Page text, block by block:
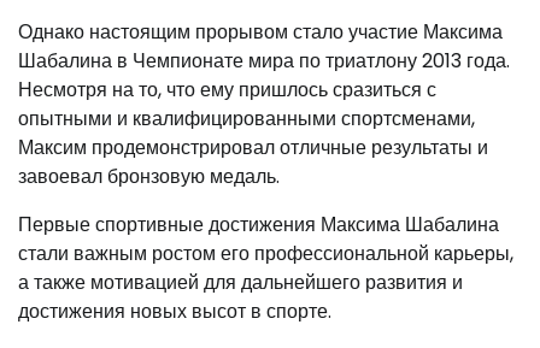
Однако настоящим прорывом стало участие Максима
Шабалина в Чемпионате мира по триатлону 2013 года.
Несмотря на то, что ему пришлось сразиться с
опытными и квалифицированными спортсменами,
Максим продемонстрировал отличные результаты и
завоевал бронзовую медаль.
Первые спортивные достижения Максима Шабалина
стали важным ростом его профессиональной карьеры,
а также мотивацией для дальнейшего развития и
достижения новых высот в спорте.